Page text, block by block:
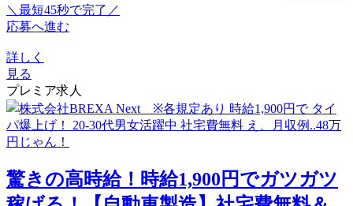
＼最短45秒で完了／
応募へ進む
詳しく
見る
プレミア求人
驚きの高時給！時給1,900円でガツガツ